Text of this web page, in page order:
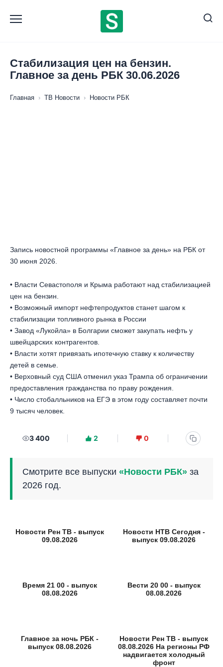
содержанию
Стабилизация цен на бензин.
Главное за день РБК 30.06.2026
Главная › ТВ Новости › Новости РБК
Запись новостной программы «Главное за день» на РБК от
30 июня 2026.
• Власти Севастополя и Крыма работают над стабилизацией
цен на бензин.
• Возможный импорт нефтепродуктов станет шагом к
стабилизации топливного рынка в России
• Завод «Лукойла» в Болгарии сможет закупать нефть у
швейцарских контрагентов.
• Власти хотят привязать ипотечную ставку к количеству
детей в семье.
• Верховный суд США отменил указ Трампа об ограничении
предоставления гражданства по праву рождения.
• Число стобалльников на ЕГЭ в этом году составляет почти
9 тысяч человек.
3 400 2 0
Смотрите все выпуски «Новости РБК» за
2026 год.
Новости Рен ТВ - выпуск
09.08.2026
Новости НТВ Сегодня -
выпуск 09.08.2026
Время 21 00 - выпуск
08.08.2026
Вести 20 00 - выпуск
08.08.2026
Главное за ночь РБК -
выпуск 08.08.2026
Новости Рен ТВ - выпуск
08.08.2026 На регионы РФ
надвигается холодный
фронт